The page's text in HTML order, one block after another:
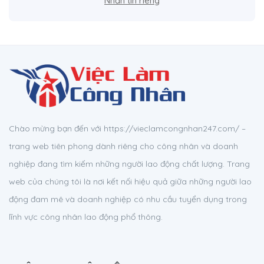
Chào mừng bạn đến với https://vieclamcongnhan247.com/ –
trang web tiên phong dành riêng cho công nhân và doanh
nghiệp đang tìm kiếm những người lao động chất lượng. Trang
web của chúng tôi là nơi kết nối hiệu quả giữa những người lao
động đam mê và doanh nghiệp có nhu cầu tuyển dụng trong
lĩnh vực công nhân lao động phổ thông.